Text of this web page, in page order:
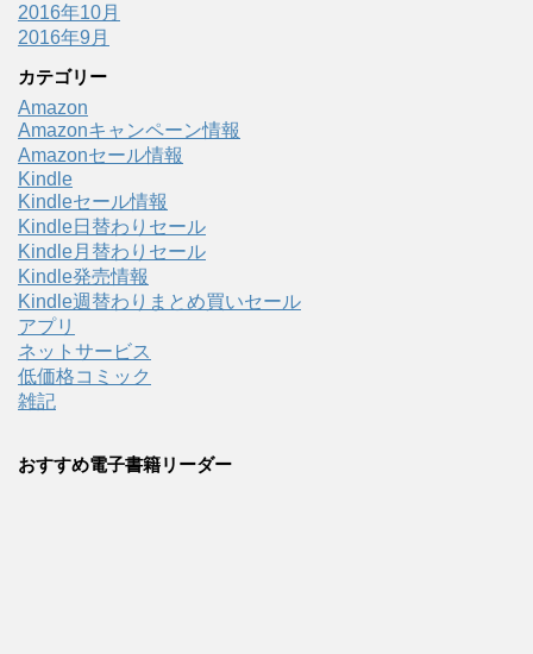
2016年10月
2016年9月
カテゴリー
Amazon
Amazonキャンペーン情報
Amazonセール情報
Kindle
Kindleセール情報
Kindle日替わりセール
Kindle月替わりセール
Kindle発売情報
Kindle週替わりまとめ買いセール
アプリ
ネットサービス
低価格コミック
雑記
おすすめ電子書籍リーダー